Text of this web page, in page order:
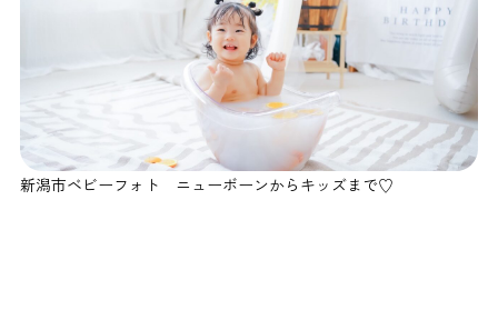
新潟市ベビーフォト ニューボーンからキッズまで♡